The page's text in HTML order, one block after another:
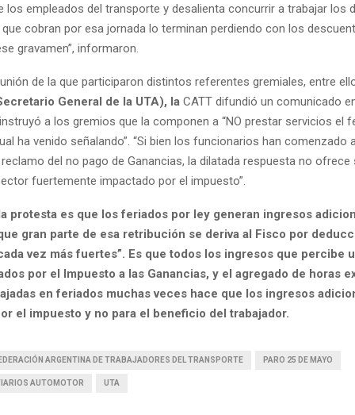
los empleados del transporte y desalienta concurrir a trabajar los
cobran por esa jornada lo terminan perdiendo con los
gravamen”, informaron.
de la que participaron distintos referentes gremiales, entre
General de la UTA), la CATT difundió un comunicado
a los gremios que la componen a “NO prestar servicios el
ha venido señalando”. “Si bien los funcionarios han comenzado
del no pago de Ganancias, la dilatada respuesta no
fuertemente impactado por el impuesto”.
protesta es que los feriados por ley generan ingresos
gran parte de esa retribución se deriva al Fisco por
vez más fuertes”. Es que todos los ingresos que percibe
por el Impuesto a las Ganancias, y el agregado de horas
en feriados muchas veces hace que los ingresos
el impuesto y no para el beneficio del trabajador.
ARGENTINA DE TRABAJADORES DEL TRANSPORTE PARO 25 DE MAYO
AUTOMOTOR UTA